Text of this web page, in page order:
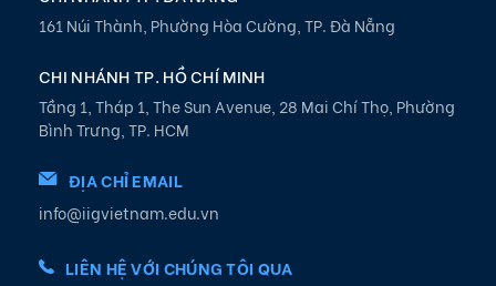
161 Núi Thành, Phường Hòa Cường, TP. Đà Nẵng
CHI NHÁNH TP. HỒ CHÍ MINH
Tầng 1, Tháp 1, The Sun Avenue, 28 Mai Chí Thọ, Phường
Bình Trưng, TP. HCM
ĐỊA CHỈ EMAIL
info@iigvietnam.edu.vn
LIÊN HỆ VỚI CHÚNG TÔI QUA